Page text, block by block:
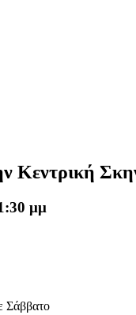
Κεντρική
μμ
Σάββατο